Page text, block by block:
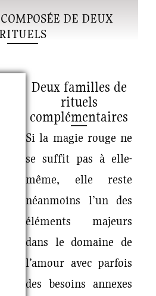
DE DEUX
RITUELS
Deux familles de
rituels
complémentaires
Si la magie rouge ne
se suffit pas à elle-
même, elle reste
néanmoins l’un des
éléments majeurs
dans le domaine de
l’amour avec parfois
des besoins annexes